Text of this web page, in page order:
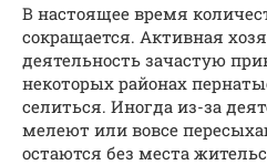
В настоящее время
сокращается. Активная
деятельность зачастую
некоторых районах
селиться. Иногда из-за
мелеют или вовсе
остаются без места